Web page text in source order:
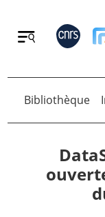
Retour
Retour
Bibliothèque